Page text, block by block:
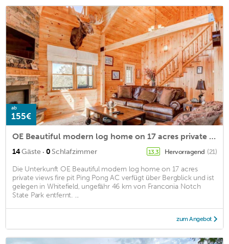
ab
155€
OE Beautiful modern log home on 17 acres private views fire pit Ping Pong AC
14Gäste · 0 Schlafzimmer 13,3 Hervorragend (21)
Die Unterkunft OE Beautiful modern log home on 17 acres
private views fire pit Ping Pong AC verfügt über Bergblick und ist
gelegen in Whitefield, ungefähr 46 km von Franconia Notch
State Park entfernt. ...
zum Angebot